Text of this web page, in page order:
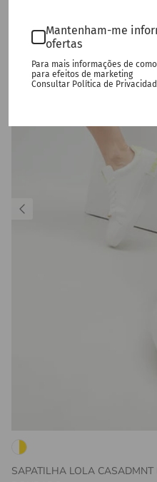
SAPATILHA LOLA
Mantenham-me
ofertas
Para mais informações de
para efeitos de marketing
Consultar Política de